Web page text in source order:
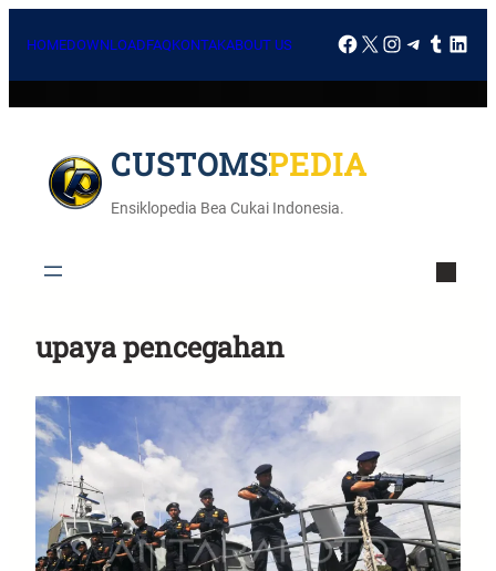
HOMEDOWNLOADFAQKONTAKABOUT US
CUSTOMSPEDIA
Ensiklopedia Bea Cukai Indonesia.
upaya pencegahan